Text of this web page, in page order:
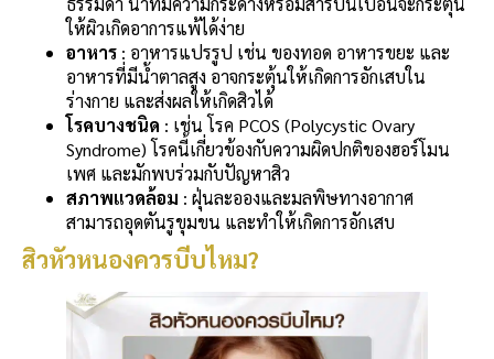
ให้ผิวเกิดอาการแพ้ได้ง่าย
อาหาร : อาหารแปรรูป เช่น ของทอด อาหารขยะ และ
อาหารที่มีน้ำตาลสูง อาจกระตุ้นให้เกิดการอักเสบใน
ร่างกาย และส่งผลให้เกิดสิวได้
โรคบางชนิด : เช่น โรค PCOS (Polycystic Ovary
Syndrome) โรคนี้เกี่ยวข้องกับความผิดปกติของฮอร์โมน
เพศ และมักพบร่วมกับปัญหาสิว
สภาพแวดล้อม : ฝุ่นละอองและมลพิษทางอากาศ
สามารถอุดตันรูขุมขน และทำให้เกิดการอักเสบ
สิวหัวหนองควรบีบไหม?